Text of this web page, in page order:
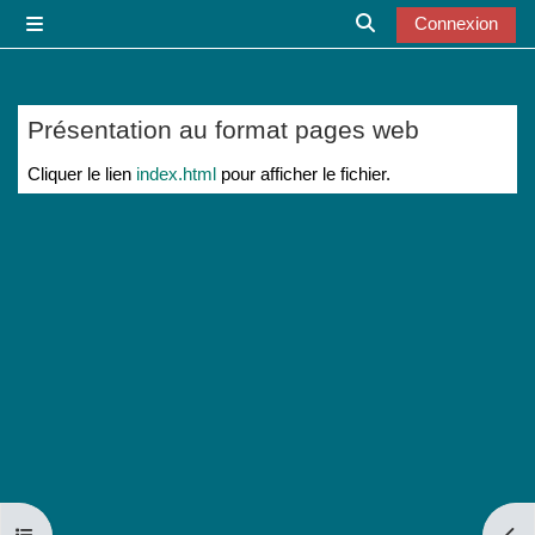
Activer/désactiver
Connexion
Présentation au format pages web
Conditions d’achèvement
Cliquer le lien index.html pour afficher le fichier.